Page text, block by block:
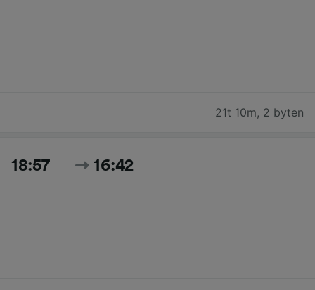
21t 10m, 2 byten
18:57 16:42